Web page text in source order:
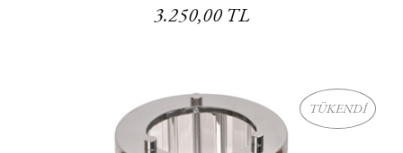
3.250,00 TL
TÜKENDİ